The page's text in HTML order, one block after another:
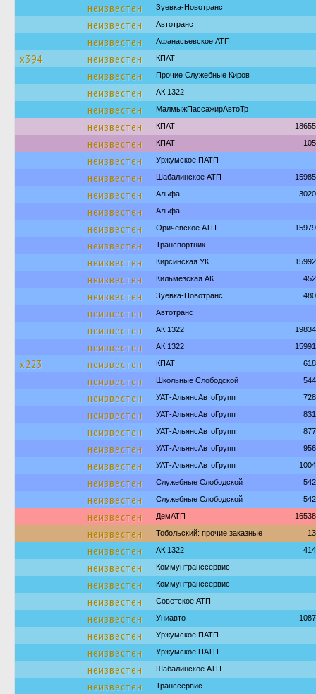
неизвестен Зуевка-Новотранс
неизвестен Автотранс
неизвестен Афанасьевское АТП
х394 неизвестен КПАТ
неизвестен Прочие Служебные Киров
неизвестен АК 1322
неизвестен МалмыжПассажирАвтоТр
неизвестен КПАТ
неизвестен КПАТ
неизвестен Уржумское ПАТП
неизвестен Шабалинское АТП
неизвестен Альфа
неизвестен Альфа
неизвестен Оричевское АТП
неизвестен Транспортник
неизвестен Кирсинская УК
неизвестен Кильмезская АК
неизвестен Зуевка-Новотранс
неизвестен Автотранс
неизвестен АК 1322
неизвестен АК 1322
х223 неизвестен КПАТ
неизвестен Школьные Слободской
неизвестен УАТ-АльянсАвтоГрупп
неизвестен УАТ-АльянсАвтоГрупп
неизвестен УАТ-АльянсАвтоГрупп
неизвестен УАТ-АльянсАвтоГрупп
неизвестен УАТ-АльянсАвтоГрупп
неизвестен Служебные Слободской
неизвестен Служебные Слободской
неизвестен ДемАТП
неизвестен Тобольский: прочие заказные
неизвестен АК 1322
неизвестен Коммунтранссервис
неизвестен Коммунтранссервис
неизвестен Советское АТП
неизвестен Униавто
неизвестен Уржумское ПАТП
неизвестен Уржумское ПАТП
неизвестен Шабалинское АТП
неизвестен Транссервис